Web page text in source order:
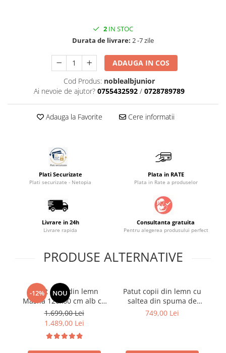
Piscine cu bile
Pompe de san
Saltele patut
Protectie saltea patut
Saltele 140x70 cm
Saltele 160x80 cm
Saltele120x60 cm
Saltelute de activitati
Tablite magetice si accesorii
2 IN STOC
Durata de livrare: 2 -7 zile
ADAUGA IN COS
Cod Produs: noblealbjunior
Ai nevoie de ajutor? 0755432592 / 0728789789
Adauga la Favorite Cere informatii
Plati Securizate
Plati securizate - Netopia
Plata in RATE
Plata in Rate a produselor
Livrare in 24h
Livrare rapida
Consultanta gratuita
Pentru alegerea produsului perfect
PRODUSE ALTERNATIVE
-12% NOU
Patut copii din lemn
Masha 120x60 cm alb cu
sertar si saltea
1.699,00 Lei
1.489,00 Lei
Patut copii din lemn cu
saltea din spuma de
cocos - LITTLE PRINCE
749,00 Lei